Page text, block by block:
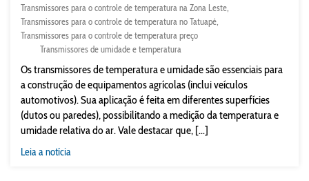
Transmissores para o controle de temperatura na Zona Leste
Transmissores para o controle de temperatura no Tatuapé
Transmissores para o controle de temperatura preço
Transmissores de umidade e temperatura
Os transmissores de temperatura e umidade são essenciais para
a construção de equipamentos agrícolas (inclui veículos
automotivos). Sua aplicação é feita em diferentes superfícies
(dutos ou paredes), possibilitando a medição da temperatura e
umidade relativa do ar. Vale destacar que, [...]
Leia a notícia